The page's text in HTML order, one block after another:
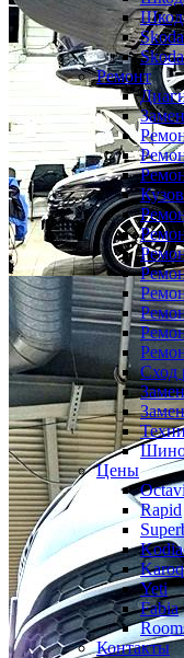
Ремонт
Сход
Цены
Rapid
Karoq
Yeti
Fabia
Контакты